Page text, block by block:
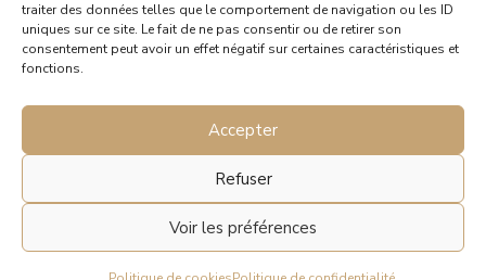
traiter des données telles que le comportement de navigation ou les ID
uniques sur ce site. Le fait de ne pas consentir ou de retirer son
consentement peut avoir un effet négatif sur certaines caractéristiques et
fonctions.
Accepter
Refuser
Voir les préférences
© 2025 Gephyre éditions. Tous droits réservés.